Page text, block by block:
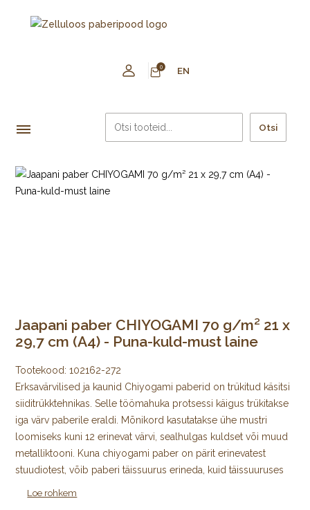
0 EN
Otsi
Jaapani paber CHIYOGAMI 70 g/m² 21 x
29,7 cm (A4) - Puna-kuld-must laine
Tootekood: 102162-272
Erksavärvilised ja kaunid Chiyogami paberid on trükitud käsitsi
siiditrükktehnikas. Selle töömahuka protsessi käigus trükitakse
iga värv paberile eraldi. Mõnikord kasutatakse ühe mustri
loomiseks kuni 12 erinevat värvi, sealhulgas kuldset või muud
metalliktooni. Kuna chiyogami paber on pärit erinevatest
stuudiotest, võib paberi täissuurus erineda, kuid täissuuruses
lehe mustriline ala on alati 64 × 98 cm, mida ümbritseb igast
Loe rohkem